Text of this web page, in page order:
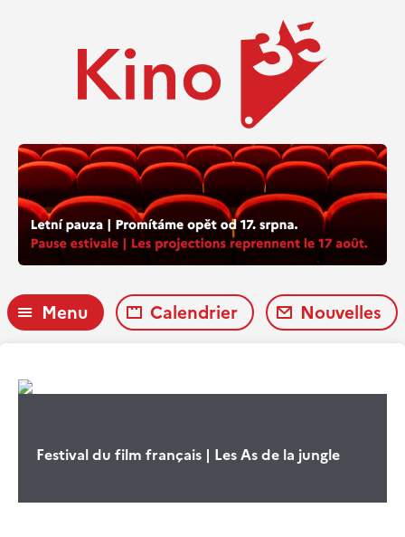
Menu Calendrier Nouvelles
Festival du film français | Les As de la jungle